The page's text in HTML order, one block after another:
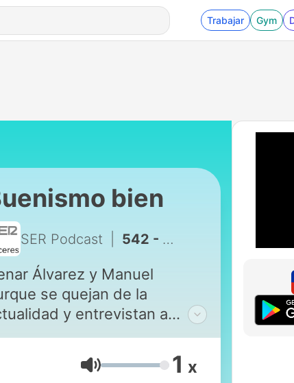
Trabajar Gym
bien
SER Podcast 542 - MASI y el apoyo a los CONCURSANTES de OPERACIÓN TRIUNFO
Álvarez y Manuel
se quejan de la
y entrevistan a
maja. Política, feminismo
tontería. Mucha tontería. A
lloramos. Escúchanos
Volumen 1 x